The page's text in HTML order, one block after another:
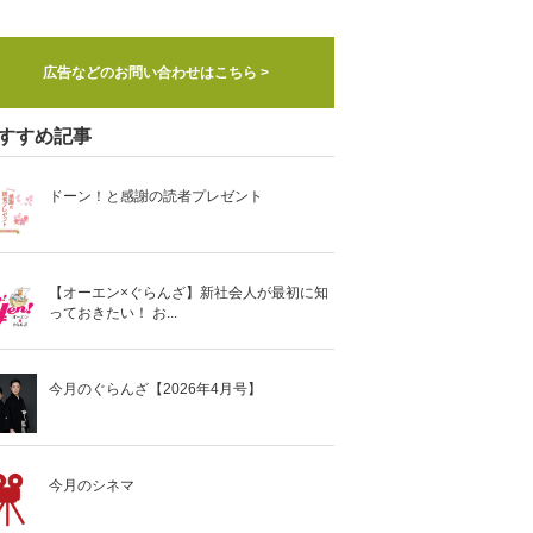
広告などのお問い合わせはこちら >
すめ記事
ドーン！と感謝の読者プレゼント
【オーエン×ぐらんざ】新社会人が最初に知
っておきたい！ お...
今月のぐらんざ【2026年4月号】
今月のシネマ